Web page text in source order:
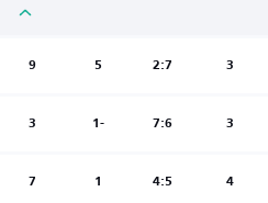
3
2:7
5
9
3
7:6
-1
3
4
4:5
1
7